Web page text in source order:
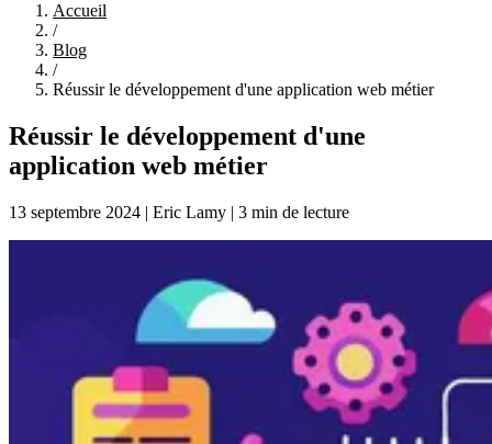
Accueil
/
Blog
/
Réussir le développement d'une application web métier
Réussir le développement d'une
application web métier
13 septembre 2024 | Eric Lamy | 3 min de lecture